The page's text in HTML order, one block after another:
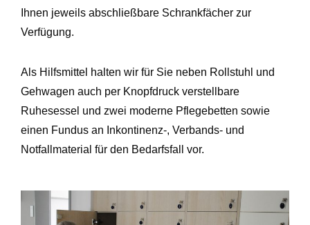
Ihnen jeweils abschließbare Schrankfächer zur
Verfügung.
Als Hilfsmittel halten wir für Sie neben Rollstuhl und
Gehwagen auch per Knopfdruck verstellbare
Ruhesessel und zwei moderne Pflegebetten sowie
einen Fundus an Inkontinenz-, Verbands- und
Notfallmaterial für den Bedarfsfall vor.